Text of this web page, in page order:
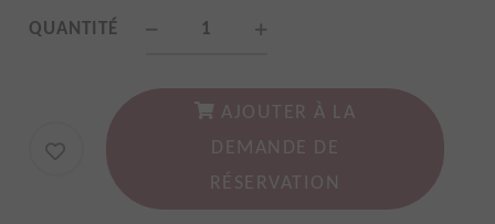
QUANTITÉ
Banc
bois
noir
AJOUTER À LA
DEMANDE DE
RÉSERVATION